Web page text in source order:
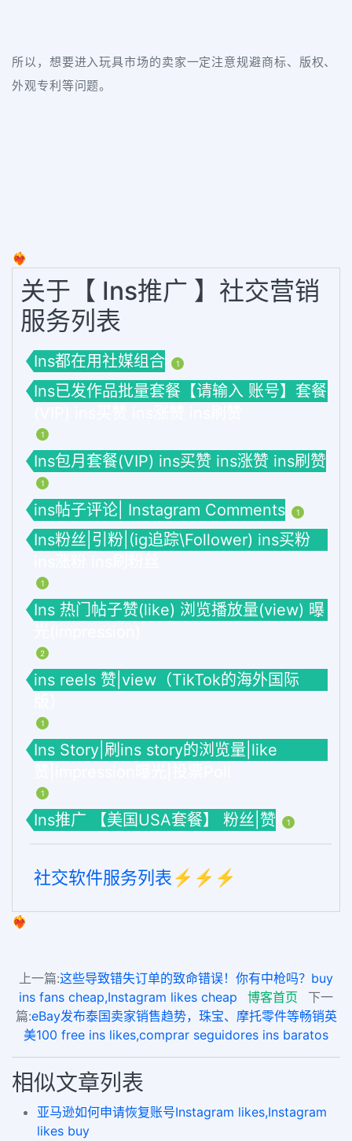
所以，想要进入玩具市场的卖家一定注意规避商标、版权、
外观专利等问题。
❤️‍🔥
关于【 Ins推广 】社交营销
服务列表
Ins都在用社媒组合 1
Ins已发作品批量套餐【请输入 账号】套餐
1
Ins包月套餐(VIP) ins买赞 ins涨赞 ins刷赞
1
ins帖子评论| Instagram Comments 1
Ins粉丝|引粉|(ig追踪\Follower) ins买粉
1
Ins 热门帖子赞(like) 浏览播放量(view) 曝
2
ins reels 赞|view（TikTok的海外国际
1
Ins Story|刷ins story的浏览量|like
1
Ins推广 【美国USA套餐】 粉丝|赞 1
社交软件服务列表⚡️⚡️⚡️
❤️‍🔥
上一篇:这些导致错失订单的致命错误！你有中枪吗？buy
ins fans cheap,Instagram likes cheap
博客首页
下一
篇:eBay发布泰国卖家销售趋势，珠宝、摩托零件等畅销英
美100 free ins likes,comprar seguidores ins baratos
相似文章列表
亚马逊如何申请恢复账号Instagram likes,Instagram
likes buy